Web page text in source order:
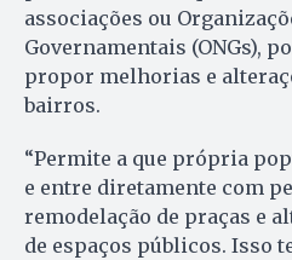
associações ou
Governamentais (ONGs),
propor melhorias e
bairros.
“Permite a que própria
e entre diretamente com
remodelação de praças e
de espaços públicos. Isso